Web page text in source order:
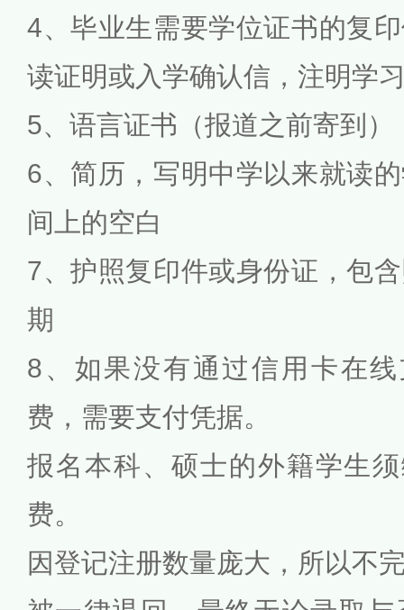
4、毕业生需要学位证书的复
读证明或入学确认信，注明学
5、语言证书（报道之前寄到）
6、简历，写明中学以来就读
间上的空白
7、护照复印件或身份证，包
期
8、如果没有通过信用卡在
费，需要支付凭据。
报名本科、硕士的外籍学生
费。
因登记注册数量庞大，所以不